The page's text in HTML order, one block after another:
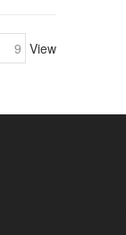
View